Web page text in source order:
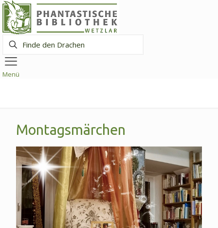
den
Drachen
Menü
Montagsmärchen